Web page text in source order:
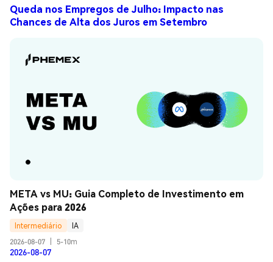
Queda nos Empregos de Julho: Impacto nas
Chances de Alta dos Juros em Setembro
META vs MU: Guia Completo de Investimento em
Ações para 2026
Intermediário
IA
2026-08-07
5-10m
2026-08-07